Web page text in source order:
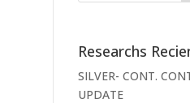
Researchs
SILVER- CONT.
UPDATE